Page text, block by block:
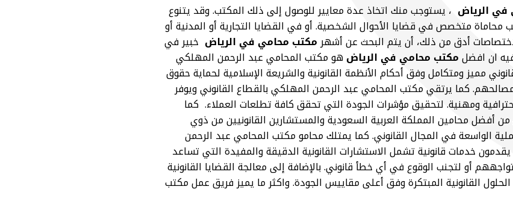
الرياض ، يستوجب منك اتخاذ عدة معايير للوصول إلى ذلك المكتب. وقد يتنوع
متخصص في قضايا الأحوال الشخصية. أو في القضايا التجارية أو المدنية أو
أدق من ذلك، أن يتم البحث عن أشهرمكتب محامي في الرياض خبير في
ان افضلمكتب محامي في الرياضهو مكتب المحامي عبد الرحمن المهلكي
مميز ومتكامل وفق أحكام الأنظمة القانونية والشريعة الإسلامية لحماية حقوق
كما يرتقي مكتب المحامي عبد الرحمن المهلكي بالقطاع القانوني ويوفر
ومهنية. لتحقيق مؤشرات الجودة التي تحقق كافة تطلعات العملاء. كما
أفضل محامين المملكة العربية السعودية والمستشارين القانونيين من ذوي
الواسعة في المجال القانوني. كما يمتلك محامو مكتب المحامي عبد الرحمن
خدمات قانونية تشمل الاستشارات القانونية الدقيقة والمفيدة التي تساعد
أو لتجنب الوقوع في أي خطأ قانوني. بالإضافة إلى معالجة القضايا القانونية
القانونية المبتكرة وفق أعلى مقاييس الجودة. واكثر ما يميز فريق عمل مكتب